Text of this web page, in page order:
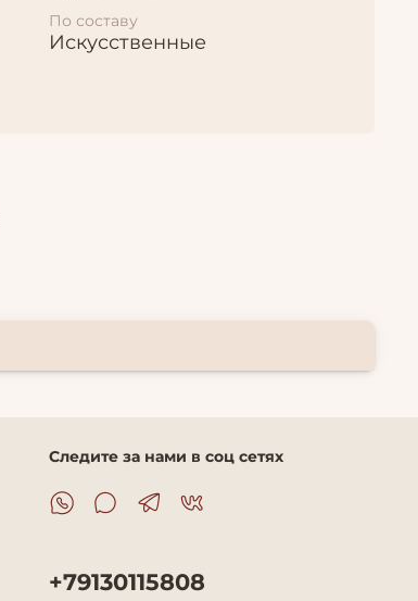
По составу
Искусственные
Следите за нами в соц сетях
+79130115808